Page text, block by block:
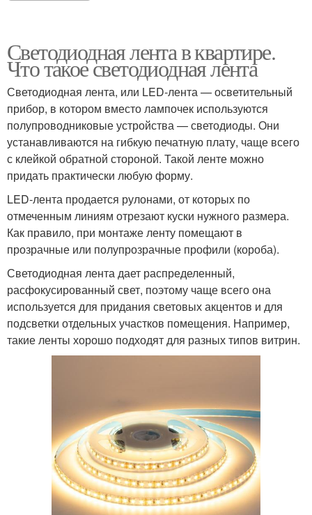
Светодиодная лента в квартире.
Что такое светодиодная лента
Светодиодная лента, или LED-лента — осветительный
прибор, в котором вместо лампочек используются
полупроводниковые устройства — светодиоды. Они
устанавливаются на гибкую печатную плату, чаще всего
с клейкой обратной стороной. Такой ленте можно
придать практически любую форму.
LED-лента продается рулонами, от которых по
отмеченным линиям отрезают куски нужного размера.
Как правило, при монтаже ленту помещают в
прозрачные или полупрозрачные профили (короба).
Светодиодная лента дает распределенный,
расфокусированный свет, поэтому чаще всего она
используется для придания световых акцентов и для
подсветки отдельных участков помещения. Например,
такие ленты хорошо подходят для разных типов витрин.